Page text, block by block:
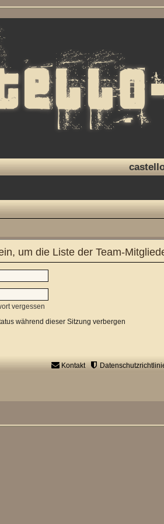
um die Liste der Team-
vergessen
während dieser Sitzung verbergen
Kontakt